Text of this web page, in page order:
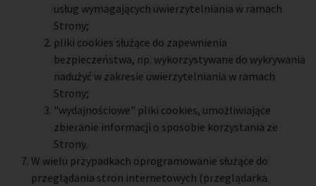
usług wymagających uwierzytelniania w ramach
Strony;
pliki cookies służące do zapewnienia
bezpieczeństwa, np. wykorzystywane do wykrywania
nadużyć w zakresie uwierzytelniania w ramach
Strony;
"wydajnościowe" pliki cookies, umożliwiające
zbieranie informacji o sposobie korzystania ze
Strony.
W wielu przypadkach oprogramowanie służące do
przeglądania stron internetowych (przeglądarka